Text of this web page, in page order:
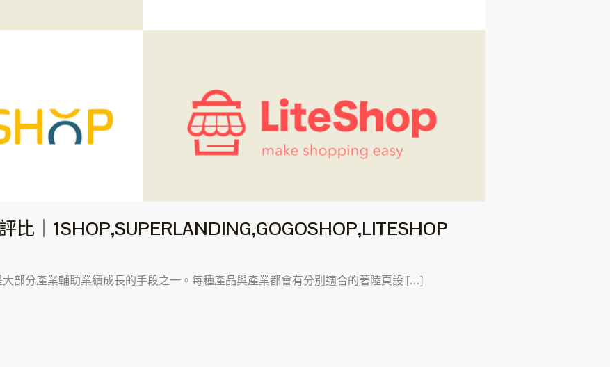
比｜1SHOP,SUPERLANDING,GOGOSHOP,LITESHOP
部分產業輔助業績成長的手段之一。每種產品與產業都會有分別適合的著陸頁設 […]